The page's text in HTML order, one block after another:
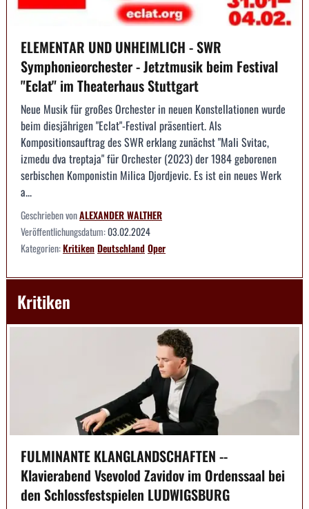
ELEMENTAR UND UNHEIMLICH - SWR
Symphonieorchester - Jetztmusik beim Festival
"Eclat" im Theaterhaus Stuttgart
Neue Musik für großes Orchester in neuen Konstellationen wurde
beim diesjährigen "Eclat"-Festival präsentiert. Als
Kompositionsauftrag des SWR erklang zunächst "Mali Svitac,
izmedu dva treptaja" für Orchester (2023) der 1984 geborenen
serbischen Komponistin Milica Djordjevic. Es ist ein neues Werk
a...
Geschrieben vonALEXANDER WALTHER
Veröffentlichungsdatum:03.02.2024
Kategorien:KritikenDeutschlandOper
Kritiken
FULMINANTE KLANGLANDSCHAFTEN --
Klavierabend Vsevolod Zavidov im Ordenssaal bei
den Schlossfestspielen LUDWIGSBURG